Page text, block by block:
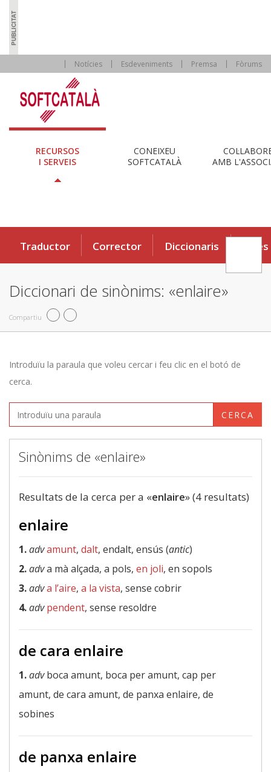
Notícies Esdeveniments Premsa Fòrums
RECURSOS
I SERVEIS
CONEIXEU
SOFTCATALÀ
AMB
Traductor Corrector Diccionaris Eines
Diccionari de sinònims: «enlaire»
Compartiu
Introduïu la paraula que voleu cercar i feu clic en el botó de
cerca.
CERCA
Sinònims de «enlaire»
Resultats de la cerca per a «enlaire» (4 resultats)
enlaire
1.advamunt, dalt, endalt, ensús (antic)
2.adva mà alçada, a pols, en joli, en sopols
3.adva l’aire, a la vista, sense cobrir
4.adv pendent, sense resoldre
de cara enlaire
1.advboca amunt, boca per amunt, cap per
amunt, de cara amunt, de panxa enlaire, de
sobines
de panxa enlaire